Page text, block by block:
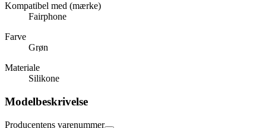
Kompatibel med (mærke)
Fairphone
Farve
Grøn
Materiale
Silikone
Modelbeskrivelse
Producentens varenummer